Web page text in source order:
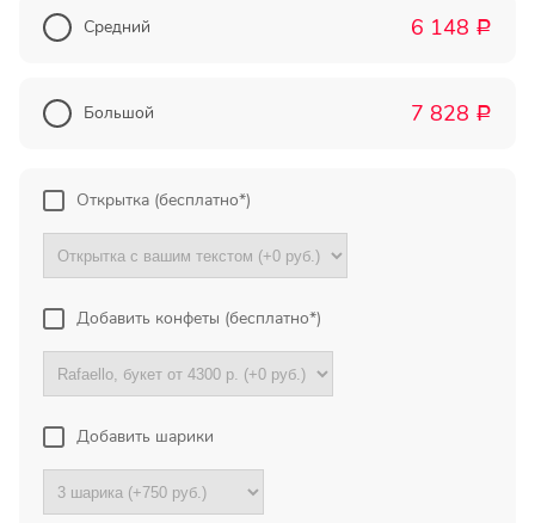
Прекрасный букет отличная
цена!
Огромное спасибо за
компетентную помощь в
выборе букета. Спасибо
вовремя. Остаюсь Вашим
Тамара
Гидроторф,
Нижегороская
область
Средний 6 148 Р
Большой 7 828 Р
Открытка (бесплатно*)
Добавить конфеты (бесплатно*)
Добавить шарики